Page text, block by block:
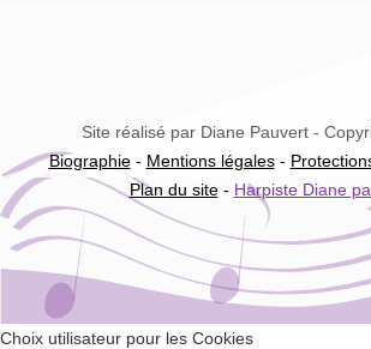
Site réalisé par Diane Pauvert -
Biographie- Mentions légales-
Plan du site- Harpiste Diane
Choix utilisateur pour les Cookies